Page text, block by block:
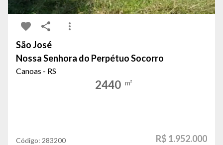
São José
Nossa Senhora do Perpétuo Socorro
Canoas - RS
2440 m²
Código: 283200 R$ 1.952.000